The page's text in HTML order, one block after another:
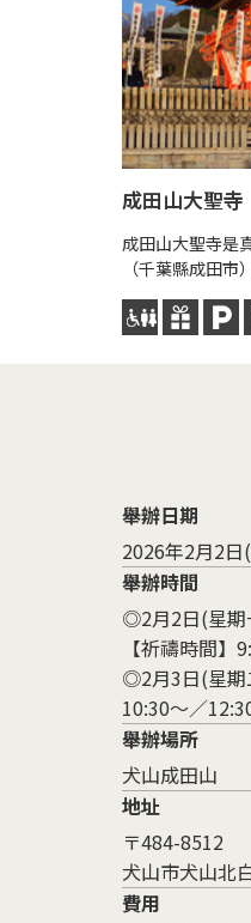
成田山大聖寺
成田山大聖寺是
（千葉縣成田
舉辦日期
2026年2月2
舉辦時間
◎2月2日(星期
【祈禱時間】
◎2月3日(星期
10:30～／
舉辦場所
犬山成田山
地址
〒484-8512
犬山市犬山北
費用